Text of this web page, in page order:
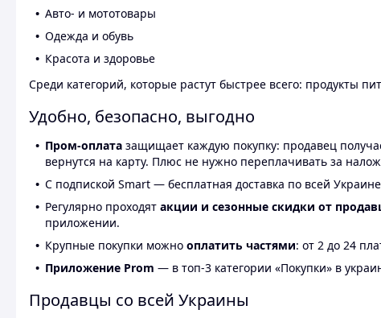
Авто- и мототовары
Одежда и обувь
Красота и здоровье
Среди категорий, которые растут быстрее всего: продукты
Удобно, безопасно, выгодно
Пром-оплата защищает каждую покупку: продавец
вернутся на карту. Плюс не нужно переплачивать за
С подпиской Smart — бесплатная доставка по всей
Регулярно проходят акции и сезонные скидки от
приложении.
Крупные покупки можно оплатить частями: от 2 до 24
Приложение Prom — в топ-3 категории «Покупки» в
Продавцы со всей Украины